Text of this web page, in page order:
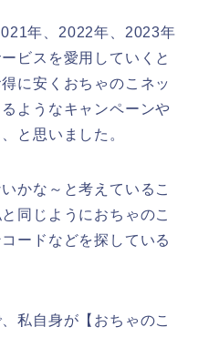
年、2022年、2023年
ビスを愛用していくと
に安くおちゃのこネッ
ようなキャンペーンや
と思いました。
かな～と考えているこ
同じようにおちゃのこ
ードなどを探している
私自身が【おちゃのこ